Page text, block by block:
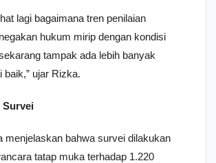
lagi bagaimana tren penilaian
hukum mirip dengan kondisi
tampak ada lebih banyak
baik,” ujar Rizka.
Survei
menjelaskan bahwa survei dilakukan
tatap muka terhadap 1.220